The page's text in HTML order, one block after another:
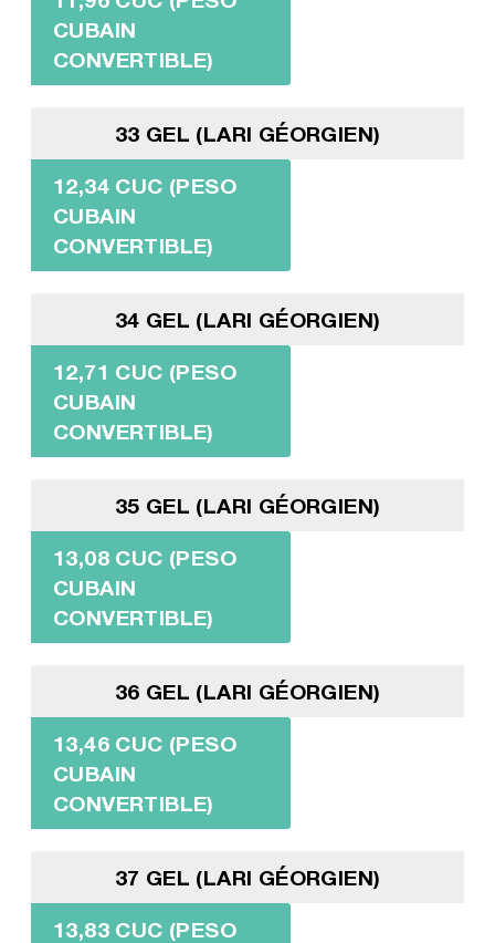
CUBAIN
CONVERTIBLE)
33 GEL (LARI GÉORGIEN)
12,34 CUC (PESO
CUBAIN
CONVERTIBLE)
34 GEL (LARI GÉORGIEN)
12,71 CUC (PESO
CUBAIN
CONVERTIBLE)
35 GEL (LARI GÉORGIEN)
13,08 CUC (PESO
CUBAIN
CONVERTIBLE)
36 GEL (LARI GÉORGIEN)
13,46 CUC (PESO
CUBAIN
CONVERTIBLE)
37 GEL (LARI GÉORGIEN)
13,83 CUC (PESO